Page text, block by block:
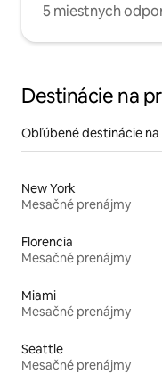
5 miestnych
Destinácie na
Obľúbené destinácie
New York
Mesačné prenájmy
Florencia
Mesačné prenájmy
Miami
Mesačné prenájmy
Seattle
Mesačné prenájmy